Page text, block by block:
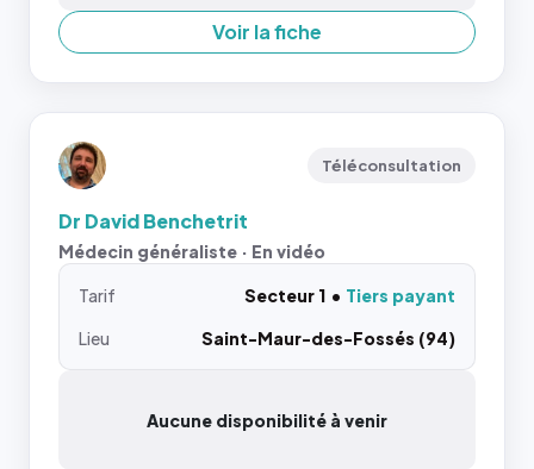
Voir la fiche
Téléconsultation
Dr David Benchetrit
Médecin généraliste · En vidéo
Tarif Secteur 1
Tiers payant
Lieu
Saint-Maur-des-Fossés (94)
Aucune disponibilité à venir